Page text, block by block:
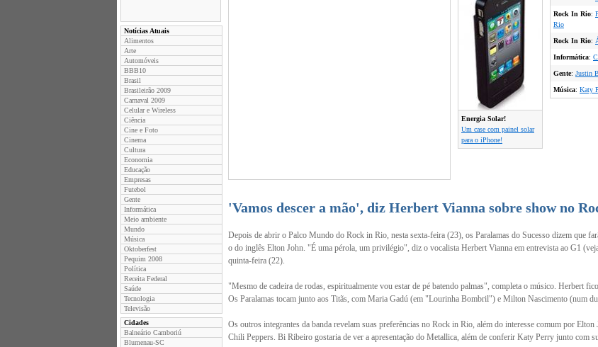
Notícias Atuais
Alimentos
Arte
Automóveis
BBB10
Brasil
Brasileirão 2009
Carnaval 2009
Celular e Wireless
Ciência
Cine e Foto
Cinema
Cultura
Economia
Educação
Empresas
Futebol
Gente
Informática
Meio ambiente
Mundo
Música
Oktoberfest
Pequim 2008
Política
Receita Federal
Saúde
Tecnologia
Televisão
Cidades
Balneário Camboriú
Blumenau-SC
Energia Solar!
Um case com painel solar
para o iPhone!
Rock In Rio:
Rio
Rock In Rio:
Informática:
Gente: Justin
Música: Katy
'Vamos descer a mão', diz Herbert Vianna sobre show no
Depois de abrir o Palco Mundo do Rock in Rio, nesta sexta-feira (23), os Paralamas do Sucesso dizem que
o do inglês Elton John. "É uma pérola, um privilégio", diz o vocalista Herbert Vianna em entrevista ao G1
quinta-feira (22).
"Mesmo de cadeira de rodas, espiritualmente vou estar de pé batendo palmas", completa o músico. Herbert
Os Paralamas tocam junto aos Titãs, com Maria Gadú (em "Lourinha Bombril") e Milton Nascimento (num
Os outros integrantes da banda revelam suas preferências no Rock in Rio, além do interesse comum por
Chili Peppers. Bi Ribeiro gostaria de ver a apresentação do Metallica, além de conferir Katy Perry junto com